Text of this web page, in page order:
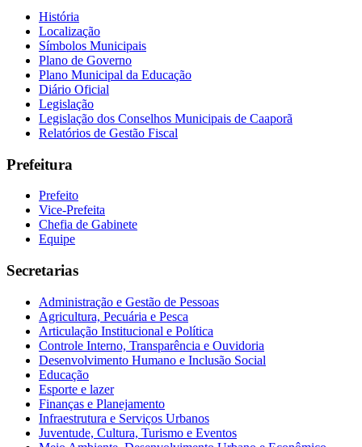
História
Localização
Símbolos Municipais
Plano de Governo
Plano Municipal da Educação
Diário Oficial
Legislação
Legislação dos Conselhos Municipais de Caaporã
Relatórios de Gestão Fiscal
Prefeitura
Prefeito
Vice-Prefeita
Chefia de Gabinete
Equipe
Secretarias
Administração e Gestão de Pessoas
Agricultura, Pecuária e Pesca
Articulação Institucional e Política
Controle Interno, Transparência e Ouvidoria
Desenvolvimento Humano e Inclusão Social
Educação
Esporte e lazer
Finanças e Planejamento
Infraestrutura e Serviços Urbanos
Juventude, Cultura, Turismo e Eventos